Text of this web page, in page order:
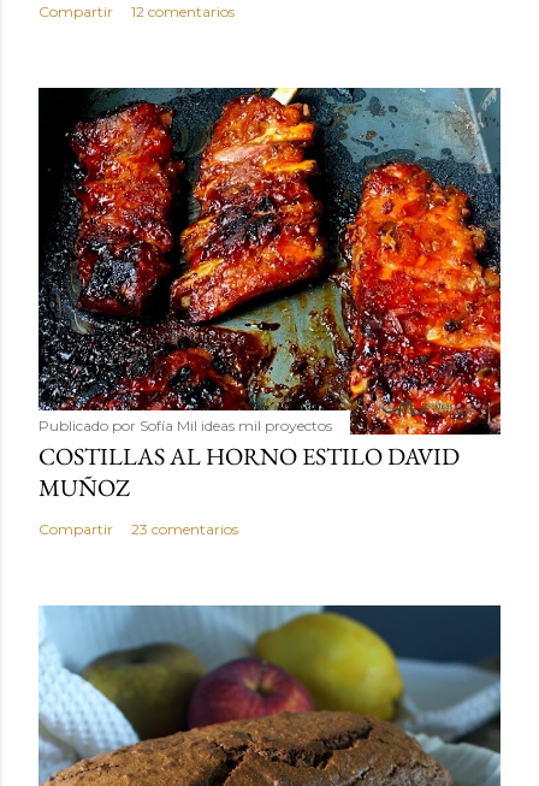
Compartir 12 comentarios
Publicado por Sofía Mil ideas mil proyectos
COSTILLAS AL HORNO ESTILO DAVID
MUÑOZ
Compartir 23 comentarios